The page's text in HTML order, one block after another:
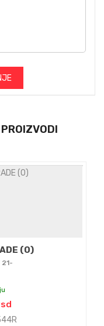
(O)
21-